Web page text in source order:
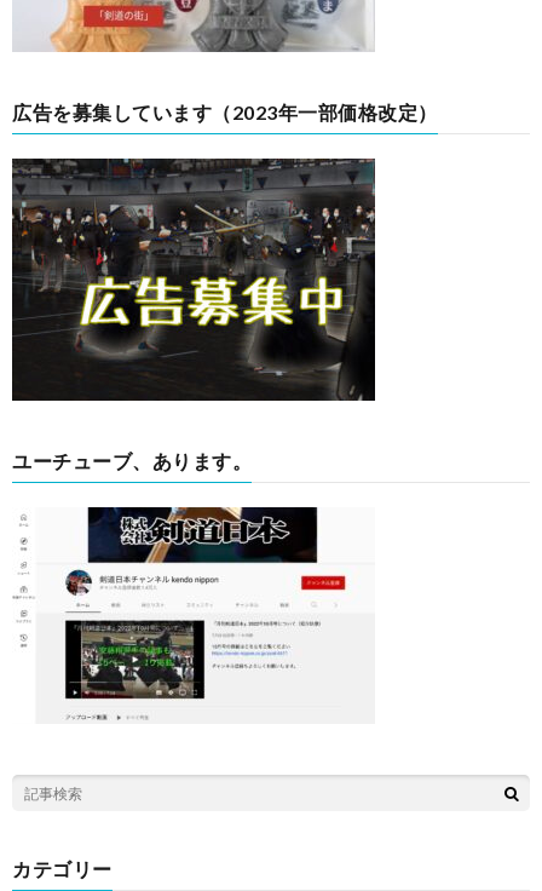
広告を募集しています（2023年一部価格改定）
ユーチューブ、あります。
カテゴリー